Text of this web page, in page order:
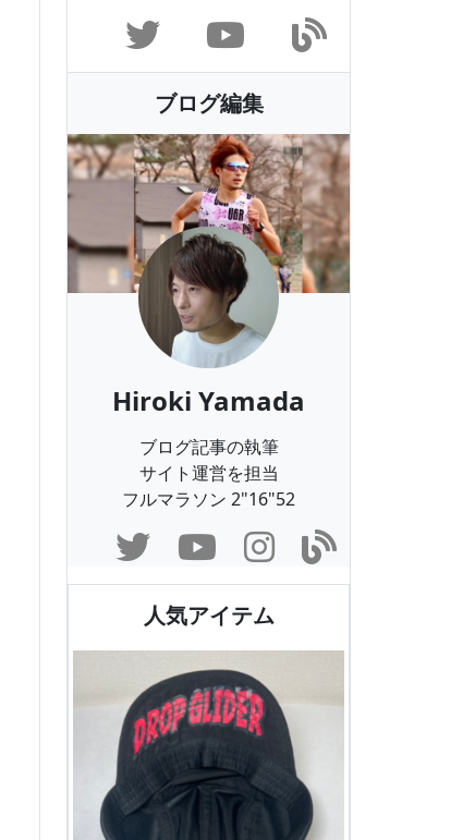
ブログ編集
Hiroki Yamada
ブログ記事の執筆
サイト運営を担当
フルマラソン 2"16"52
人気アイテム